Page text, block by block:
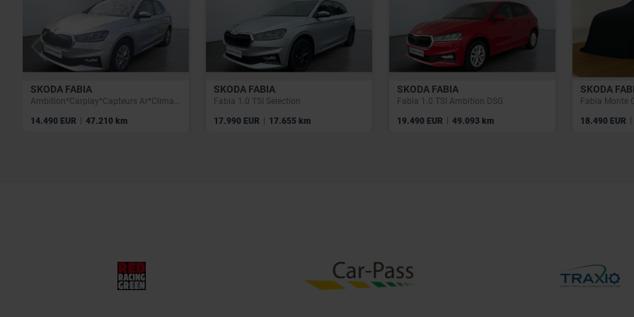
SKODA FABIA
Ambition*Carplay*Capteurs Ar*Climatisation*Cruise control
14.490 EUR | 47.210 km
SKODA FABIA
Fabia 1.0 TSI Selection
17.990 EUR | 17.655 km
SKODA FABIA
Fabia 1.0 TSI Ambition DSG
19.490 EUR | 49.093 km
SKODA
18.490 EUR |